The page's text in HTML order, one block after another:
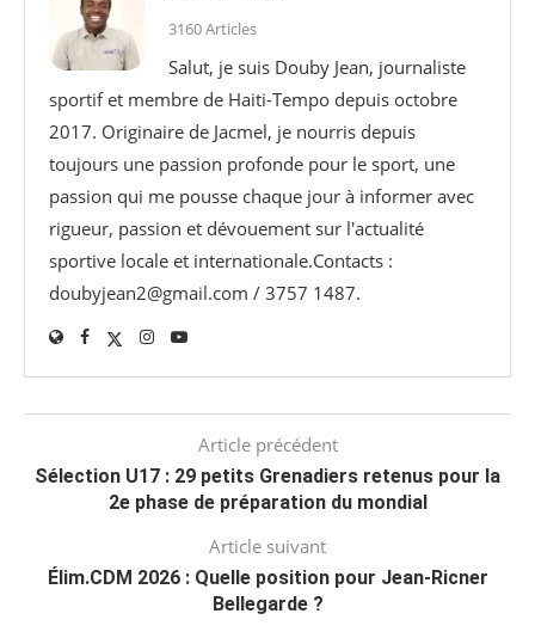
3160 Articles
Salut, je suis Douby Jean, journaliste
sportif et membre de Haiti-Tempo depuis octobre
2017. Originaire de Jacmel, je nourris depuis
toujours une passion profonde pour le sport, une
passion qui me pousse chaque jour à informer avec
rigueur, passion et dévouement sur l'actualité
sportive locale et internationale.Contacts :
doubyjean2@gmail.com / 3757 1487.
Article précédent
Sélection U17 : 29 petits Grenadiers retenus pour la
2e phase de préparation du mondial
Article suivant
Élim.CDM 2026 : Quelle position pour Jean-Ricner
Bellegarde ?